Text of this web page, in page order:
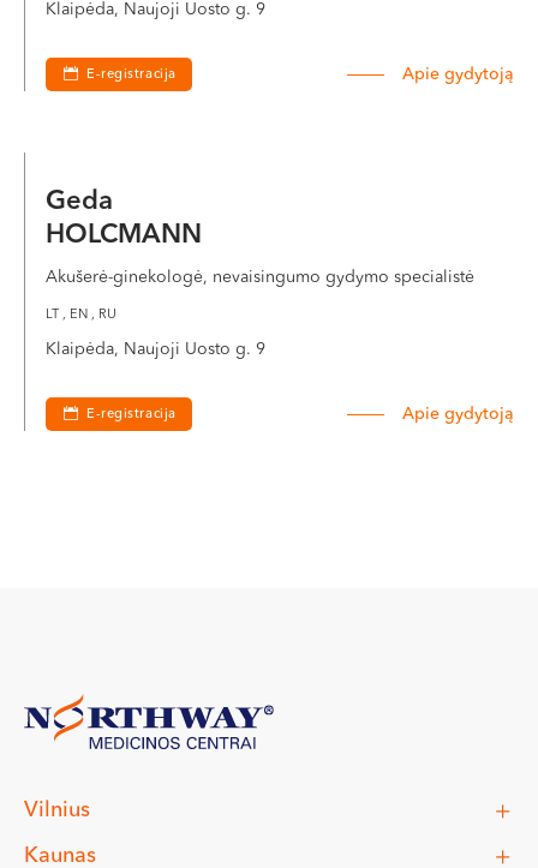
Klaipėda, Naujoji Uosto g. 9
E-registracija Apie gydytoją
Geda
HOLCMANN
Akušerė-ginekologė, nevaisingumo gydymo specialistė
LT , EN , RU
Klaipėda, Naujoji Uosto g. 9
E-registracija Apie gydytoją
Vilnius
Kaunas